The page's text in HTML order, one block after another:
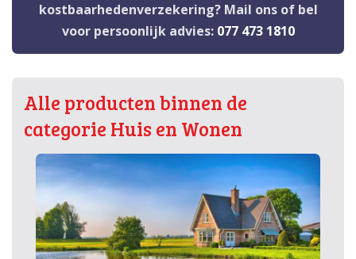
kostbaarhedenverzekering? Mail ons of bel
voor persoonlijk advies: 077 473 1810
Alle producten binnen de
categorie Huis en Wonen